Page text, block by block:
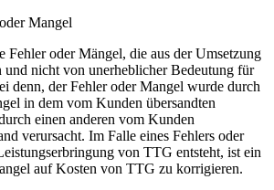
Mangel
oder Mängel, die aus der Umsetzung
und nicht von unerheblicher Bedeutung für
denn, der Fehler oder Mangel wurde durch
in dem vom Kunden übersandten
einen anderen vom Kunden
verursacht. Im Falle eines Fehlers oder
von TTG entsteht, ist ein
auf Kosten von TTG zu korrigieren.